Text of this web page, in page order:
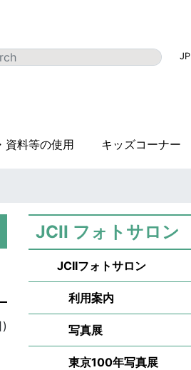
資料等の使用 キッズコーナー
JP
JCII フォトサロン
JCIIフォトサロン
利用案内
写真展
東京100年写真展